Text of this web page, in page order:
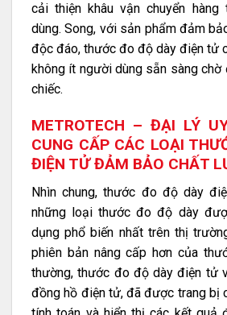
cải thiện khâu vận chuyển
dùng. Song, với sản phẩm đảm
độc đáo, thước đo độ dày điện tử
không ít người dùng sẵn sàng
chiếc.
METROTECH – ĐẠI LÝ
CUNG CẤP CÁC LOẠI
ĐIỆN TỬ ĐẢM BẢO CHẤT
Nhìn chung, thước đo độ dày
những loại thước đo độ dày
dụng phổ biến nhất trên thị
phiên bản nâng cấp hơn của
thường, thước đo độ dày điện tử
đồng hồ điện tử, đã được trang bị